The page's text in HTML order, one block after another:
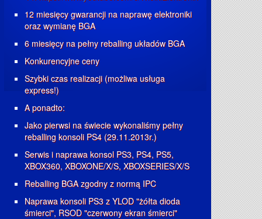
12 miesięcy gwarancji na naprawę elektroniki
oraz wymianę BGA
6 miesięcy na pełny reballing układów BGA
Konkurencyjne ceny
Szybki czas realizacji (możliwa usługa
express!)
A ponadto:
Jako pierwsi na świecie wykonaliśmy pełny
reballing konsoli PS4 (29.11.2013r.)
Serwis i naprawa konsol PS3, PS4, PS5,
XBOX360, XBOXONE/X/S, XBOXSERIES/X/S
Reballing BGA zgodny z normą IPC
Naprawa konsoli PS3 z YLOD "żółta dioda
śmierci", RSOD "czerwony ekran śmierci"